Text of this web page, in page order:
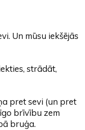
Un mūsu iekšējās
strādāt,
pret sevi (un pret
brīvību zem
bruģa.